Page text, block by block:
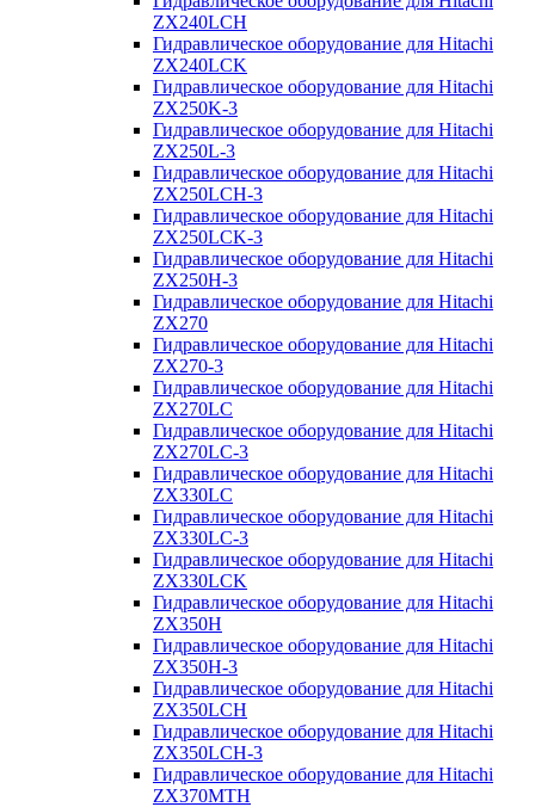
ZX240LCH
Гидравлическое оборудование для Hitachi
ZX240LCK
Гидравлическое оборудование для Hitachi
ZX250K-3
Гидравлическое оборудование для Hitachi
ZX250L-3
Гидравлическое оборудование для Hitachi
ZX250LCH-3
Гидравлическое оборудование для Hitachi
ZX250LCK-3
Гидравлическое оборудование для Hitachi
ZX250Н-3
Гидравлическое оборудование для Hitachi
ZX270
Гидравлическое оборудование для Hitachi
ZX270-3
Гидравлическое оборудование для Hitachi
ZX270LC
Гидравлическое оборудование для Hitachi
ZX270LC-3
Гидравлическое оборудование для Hitachi
ZX330LC
Гидравлическое оборудование для Hitachi
ZX330LC-3
Гидравлическое оборудование для Hitachi
ZX330LCK
Гидравлическое оборудование для Hitachi
ZX350H
Гидравлическое оборудование для Hitachi
ZX350H-3
Гидравлическое оборудование для Hitachi
ZX350LCH
Гидравлическое оборудование для Hitachi
ZX350LCH-3
Гидравлическое оборудование для Hitachi
ZX370MTH